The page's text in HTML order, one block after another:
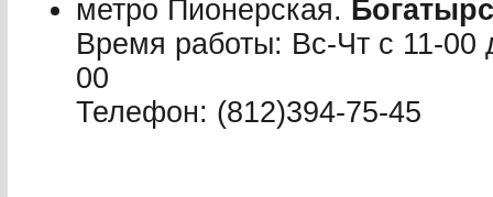
метро Пионерская.
Время работы: Вс-Чт с 11-
00
Телефон: (812)394-75-45